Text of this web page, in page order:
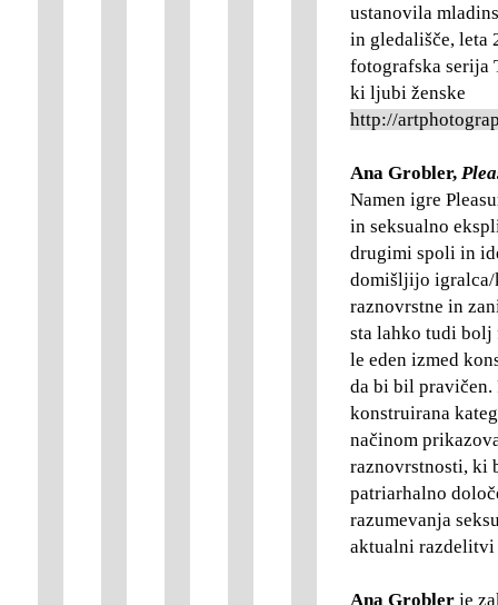
ustanovila
in gledališče, leta
fotografska serija
ki ljubi ženske
http://
Ana Grobler,
Namen igre
in seksualno
drugimi spoli in
domišljijo igralca/
raznovrstne in
sta lahko tudi bolj
le eden izmed
da bi bil pravičen.
konstruirana
načinom
raznovrstnosti, ki
patriarhalno
razumevanja
aktualni
Ana Grobler je